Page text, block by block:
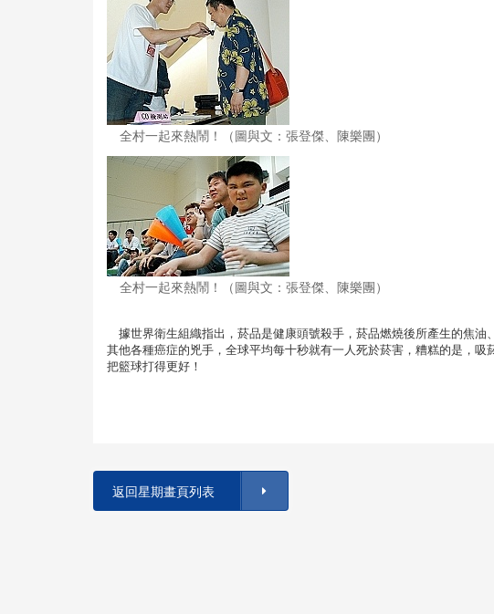
全村一起來熱鬧！（圖與文：張登傑、陳樂團）
全村一起來熱鬧！（圖與文：張登傑、陳樂團）
據世界衛生組織指出，菸品是健康頭號殺手，菸品燃燒後所產生的焦
其他各種癌症的兇手，全球平均每十秒就有一人死於菸害，糟糕的是，
把籃球打得更好！
返回星期畫頁列表